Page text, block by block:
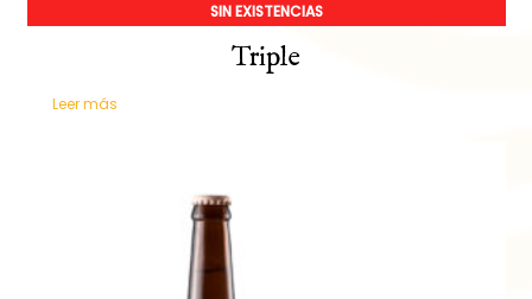
SIN EXISTENCIAS
Triple
Leer más